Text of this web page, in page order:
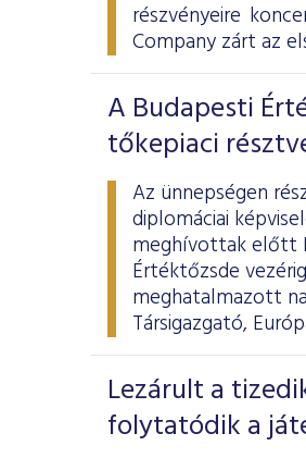
részvényeire
Company zárt az
A Budapesti
tőkepiaci
Az ünnepségen
diplomáciai
meghívottak előtt
Értéktőzsde
meghatalmazott
Társigazgató,
Lezárult a
folytatódik a